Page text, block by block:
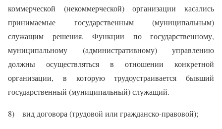
коммерческой (некоммерческой) организации касались
принимаемые государственным (муниципальным)
служащим решения.
Функции по государственному,
муниципальному (административному) управлению
должны осуществляться в отношении конкретной
организации, в которую трудоустраивается бывший
государственный (муниципальный) служащий.
8) вид договора (трудовой или гражданско-правовой);